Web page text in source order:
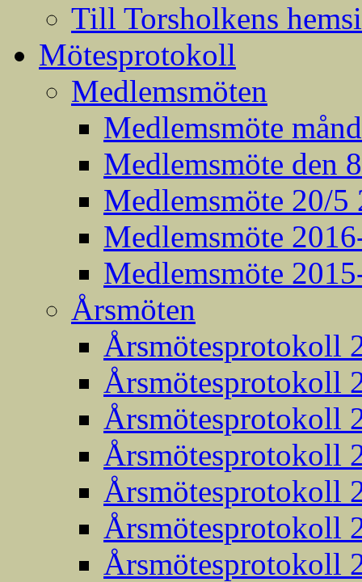
Till Torsholkens
Mötesprotokoll
Medlemsmöten
Medlemsmöte
Medlemsmöte den
Medlemsmöte 20/5
Medlemsmöte
Medlemsmöte
Årsmöten
Årsmötesprotokoll
Årsmötesprotokoll
Årsmötesprotokoll
Årsmötesprotokoll
Årsmötesprotokoll
Årsmötesprotokoll
Årsmötesprotokoll